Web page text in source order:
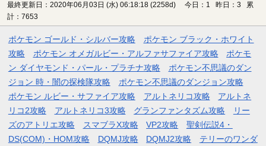
最終更新日：2020年06月03日 (水) 06:18:18 (2258d)
今日：1 昨日：3 累
計：7653
ポケモン ゴールド・シルバー攻略
ポケモン ブラック・ホワイト
攻略
ポケモン オメガルビー・アルファサファイア攻略
ポケモ
ン ダイヤモンド・パール・プラチナ攻略
ポケモン不思議のダン
ジョン 時・闇の探検隊攻略
ポケモン不思議のダンジョン攻略
ポケモン ルビー・サファイア攻略
アルトネリコ攻略
アルトネ
リコ2攻略
アルトネリコ3攻略 グランファンタズム攻略
リー
ズのアトリエ攻略
スマブラX攻略 VP2攻略
聖剣伝説4・
DS(COM)・HOM攻略
DQMJ攻略 DQMJ2攻略 テリーのワンダ